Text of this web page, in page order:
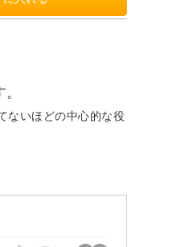
ないほどの中心的な役